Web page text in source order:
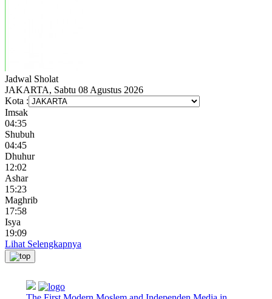
Jadwal Sholat
JAKARTA, Sabtu 08 Agustus 2026
Kota :
Imsak
04:35
Shubuh
04:45
Dhuhur
12:02
Ashar
15:23
Maghrib
17:58
Isya
19:09
Lihat Selengkapnya